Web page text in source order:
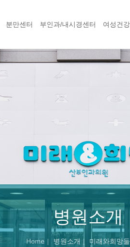
분만센터 부인과/내시경센터 여성건
병원소개
Home 병원소개 미래와희망